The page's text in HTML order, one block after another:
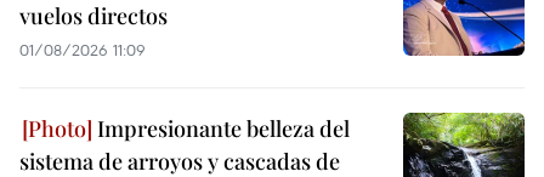
vuelos directos
01/08/2026 11:09
Impresionante belleza del
sistema de arroyos y cascadas de